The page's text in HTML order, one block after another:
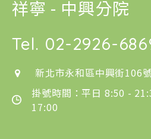
祥寧 - 中興分院
Tel. 02-2926-
新北市永和區中興街106
掛號時間：平日 8:50 -
17:00